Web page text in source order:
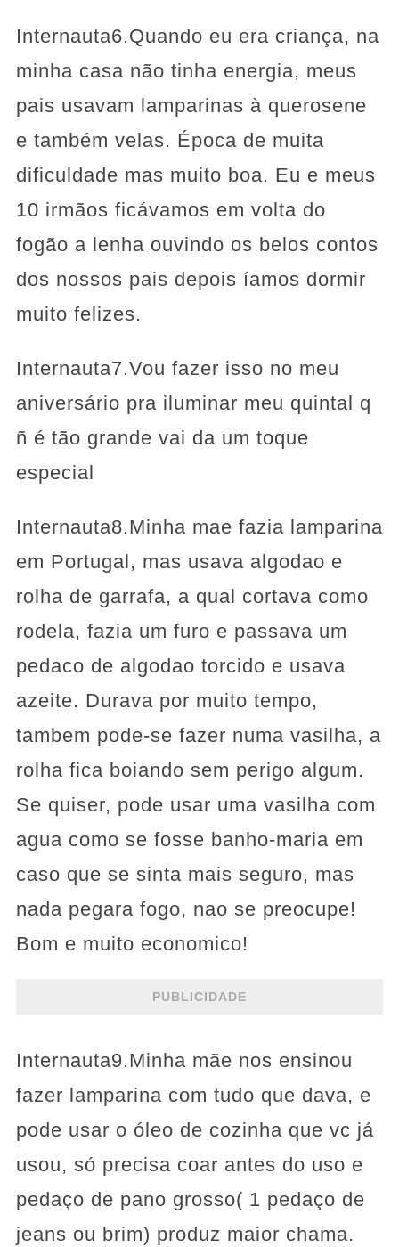
Internauta6.Quando eu era criança, na
minha casa não tinha energia, meus
pais usavam lamparinas à querosene
e também velas. Época de muita
dificuldade mas muito boa. Eu e meus
10 irmãos ficávamos em volta do
fogão a lenha ouvindo os belos contos
dos nossos pais depois íamos dormir
muito felizes.
Internauta7.Vou fazer isso no meu
aniversário pra iluminar meu quintal q
ñ é tão grande vai da um toque
especial
Internauta8.Minha mae fazia lamparina
em Portugal, mas usava algodao e
rolha de garrafa, a qual cortava como
rodela, fazia um furo e passava um
pedaco de algodao torcido e usava
azeite. Durava por muito tempo,
tambem pode-se fazer numa vasilha, a
rolha fica boiando sem perigo algum.
Se quiser, pode usar uma vasilha com
agua como se fosse banho-maria em
caso que se sinta mais seguro, mas
nada pegara fogo, nao se preocupe!
Bom e muito economico!
PUBLICIDADE
Internauta9.Minha mãe nos ensinou
fazer lamparina com tudo que dava, e
pode usar o óleo de cozinha que vc já
usou, só precisa coar antes do uso e
pedaço de pano grosso( 1 pedaço de
jeans ou brim) produz maior chama.